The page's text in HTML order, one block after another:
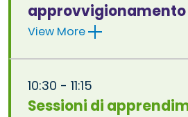
View More
10:30 - 11:15
Sessioni di